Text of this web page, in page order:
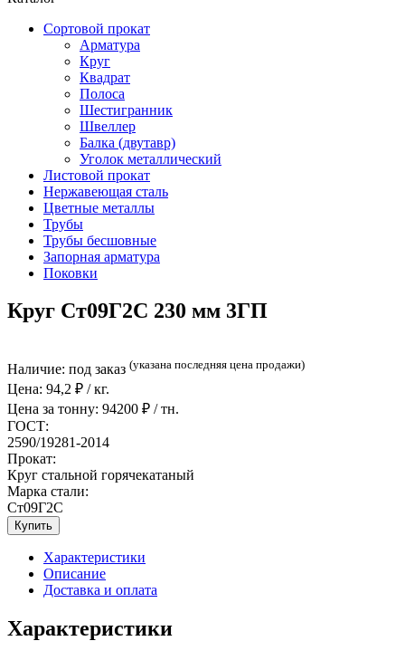
Сортовой прокат
Арматура
Круг
Квадрат
Полоса
Шестигранник
Швеллер
Балка (двутавр)
Уголок металлический
Листовой прокат
Нержавеющая сталь
Цветные металлы
Трубы
Трубы бесшовные
Запорная арматура
Поковки
Круг Ст09Г2С 230 мм 3ГП
Наличие: под заказ (указана последняя цена продажи)
Цена: 94,2 ₽ / кг.
Цена за тонну: 94200 ₽ / тн.
ГОСТ:
2590/19281-2014
Прокат:
Круг стальной горячекатаный
Марка стали:
Ст09Г2С
Купить
Характеристики
Описание
Доставка и оплата
Характеристики